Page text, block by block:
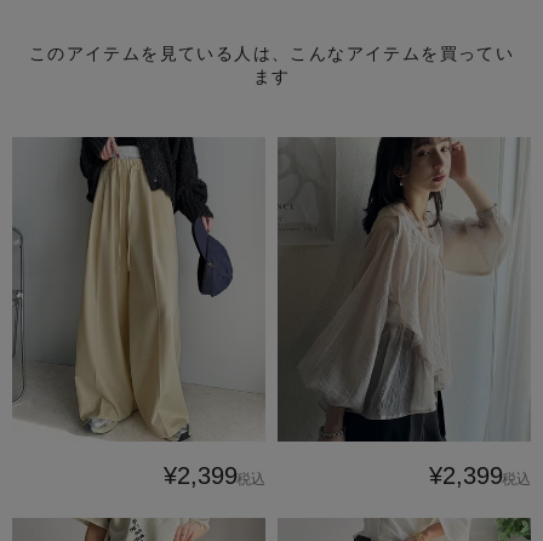
このアイテムを見ている人は、こんなアイテムを買ってい
ます
¥2,399税込 ¥2,399税込